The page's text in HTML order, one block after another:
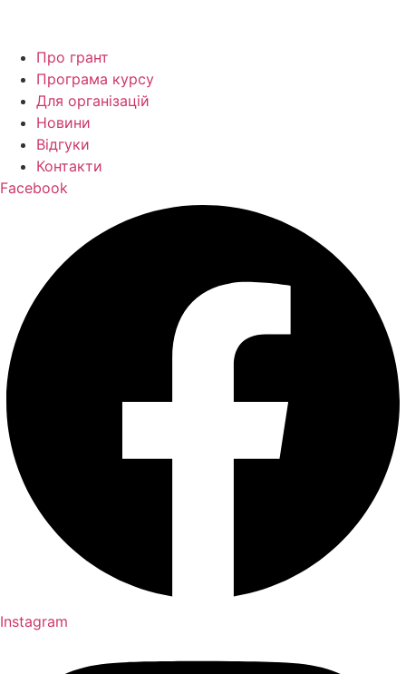
Про грант
Програма курсу
Для організацій
Новини
Відгуки
Контакти
Facebook
Instagram